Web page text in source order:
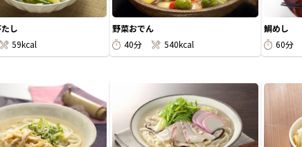
し
59kcal
野菜おでん
40分
540kcal
鯛めし
60分